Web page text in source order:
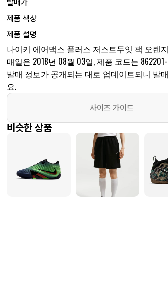
발매가
제품 색상
제품 설명
나이키 에어맥스 플러스 저스트두잇 팩 오렌
매일은 2018년 08월 03일, 제품 코드는
발매 정보가 공개되는 대로 업데이트되니 발
요.
사이즈 가이드
비슷한 상품